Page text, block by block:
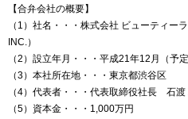
【合弁会社の概要】
（1）社名・・・株式会社 ビューティー
INC.）
（2）設立年月・・・平成21年12月（予定
（3）本社所在地・・・東京都渋谷区
（4）代表者・・・代表取締役社長 石渡
（5）資本金・・・1,000万円